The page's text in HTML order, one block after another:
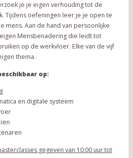
je je eigen verhouding tot de
Tijdens oefeningen leer je je open te
mens. Aan de hand van persoonlijke
Mensbenadering die leidt tot
op de werkvloer. Elke van de vijf
thema.
op:
en digitale systeem
gegeven van 10:00 uur tot